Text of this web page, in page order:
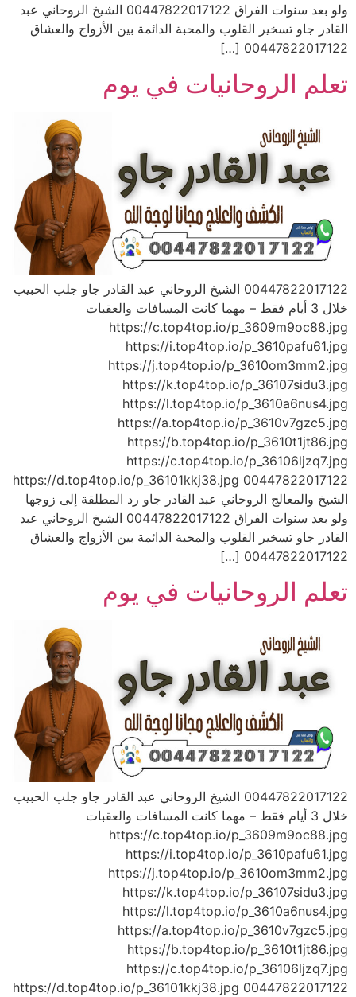
ولو بعد سنوات الفراق 00447822017122 الشيخ الروحاني عبد
القادر جاو تسخير القلوب والمحبة الدائمة بين الأزواج والعشاق
00447822017122 […]
تعلم الروحانيات في يوم
00447822017122 الشيخ الروحاني عبد القادر جاو جلب الحبيب
خلال 3 أيام فقط – مهما كانت المسافات والعقبات
https://c.top4top.io/p_3609m9oc88.jpg
https://i.top4top.io/p_3610pafu61.jpg
https://j.top4top.io/p_3610om3mm2.jpg
https://k.top4top.io/p_36107sidu3.jpg
https://l.top4top.io/p_3610a6nus4.jpg
https://a.top4top.io/p_3610v7gzc5.jpg
https://b.top4top.io/p_3610t1jt86.jpg
https://c.top4top.io/p_36106ljzq7.jpg
https://d.top4top.io/p_36101kkj38.jpg 00447822017122
الشيخ والمعالج الروحاني عبد القادر جاو رد المطلقة إلى زوجها
ولو بعد سنوات الفراق 00447822017122 الشيخ الروحاني عبد
القادر جاو تسخير القلوب والمحبة الدائمة بين الأزواج والعشاق
00447822017122 […]
تعلم الروحانيات في يوم
00447822017122 الشيخ الروحاني عبد القادر جاو جلب الحبيب
خلال 3 أيام فقط – مهما كانت المسافات والعقبات
https://c.top4top.io/p_3609m9oc88.jpg
https://i.top4top.io/p_3610pafu61.jpg
https://j.top4top.io/p_3610om3mm2.jpg
https://k.top4top.io/p_36107sidu3.jpg
https://l.top4top.io/p_3610a6nus4.jpg
https://a.top4top.io/p_3610v7gzc5.jpg
https://b.top4top.io/p_3610t1jt86.jpg
https://c.top4top.io/p_36106ljzq7.jpg
https://d.top4top.io/p_36101kkj38.jpg 00447822017122